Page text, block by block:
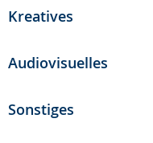
Kreatives
Audiovisuelles
Sonstiges